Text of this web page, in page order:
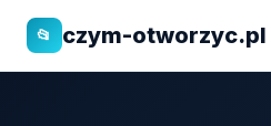
📂 czym-otworzyc.pl